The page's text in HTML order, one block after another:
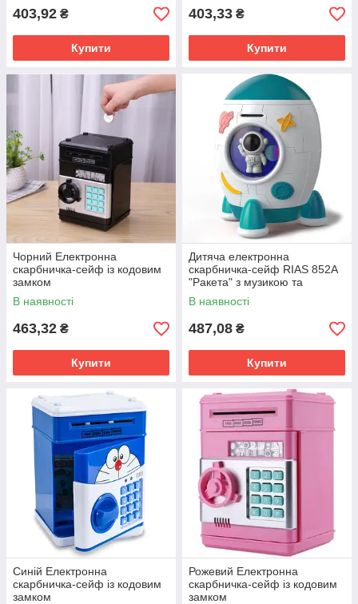
403,92 ₴
Купити
403,33 ₴
Купити
Чорний Електронна
скарбничка-сейф із кодовим
замком
В наявності
463,32 ₴
Купити
Дитяча електронна
скарбничка-сейф RIAS 852A
"Ракета" з музикою та
підсвічуванням
В наявності
487,08 ₴
Купити
Синій Електронна
скарбничка-сейф із кодовим
замком
Рожевий Електронна
скарбничка-сейф із кодовим
замком